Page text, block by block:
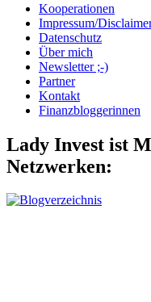
Kooperationen
Impressum/
Datenschutz
Über mich
Newsletter ;-)
Partner
Kontakt
Finanzbloggerinnen
Lady Invest ist
Netzwerken: